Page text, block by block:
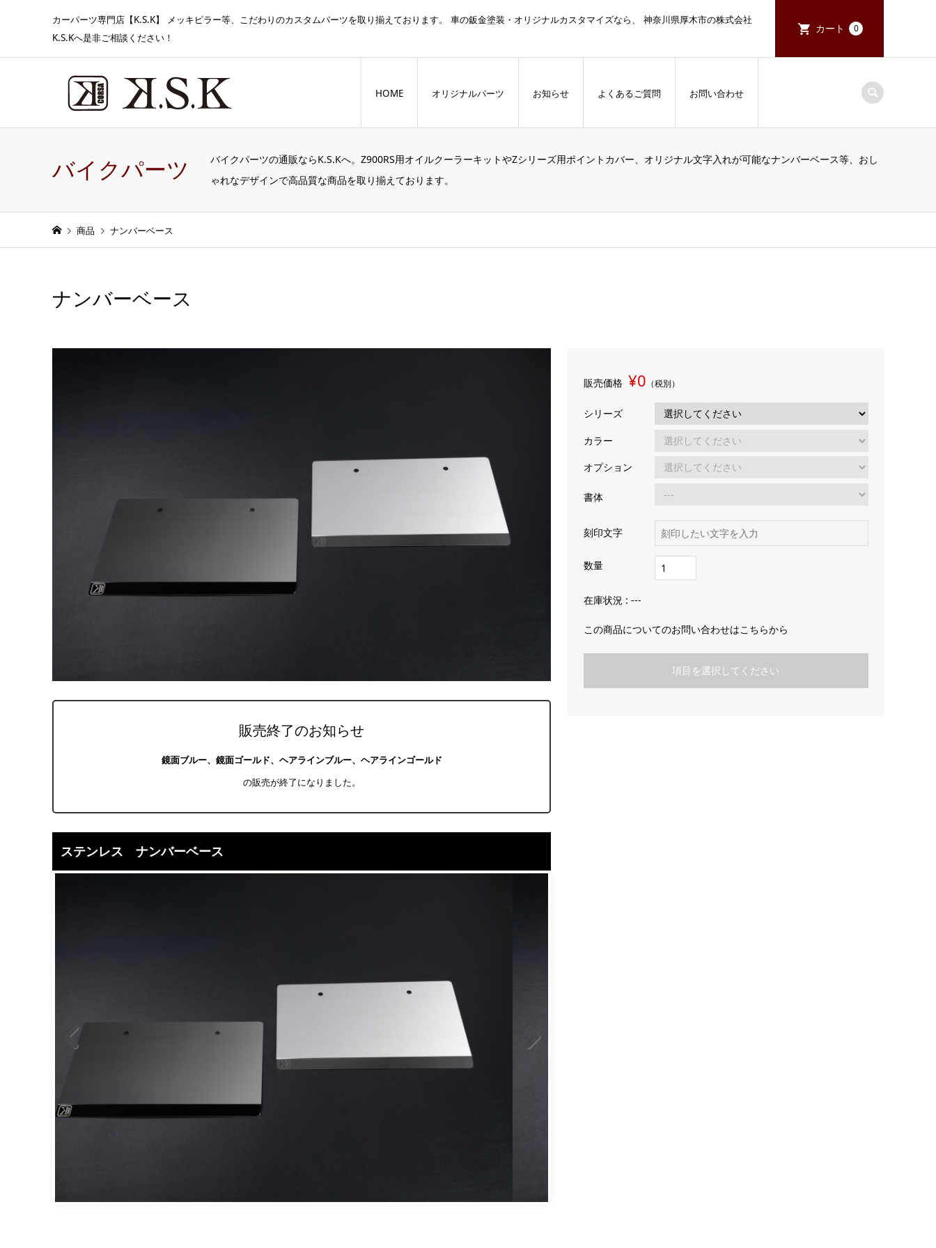
カーパーツ専門店【K.S.K】 メッキピラー等、こだわりのカスタムパーツを取り揃えております。 車の鈑金塗装・オリジナルカスタマイズなら、 神奈川県厚木市の株式会社
K.S.Kへ是非ご相談ください！
カート 0
HOME オリジナルパーツ お知らせ よくあるご質問 お問い合わせ
バイクパーツ
バイクパーツの通販ならK.S.Kへ。Z900RS用オイルクーラーキットやZシリーズ用ポイントカバー、オリジナル文字入れが可能なナンバーベース等、おし
ゃれなデザインで高品質な商品を取り揃えております。
商品 ナンバーベース
ナンバーベース
販売終了のお知らせ
鏡面ブルー、鏡面ゴールド、ヘアラインブルー、ヘアラインゴールド
の販売が終了になりました。
ステンレス ナンバーベース
販売価格 ¥0 （税別）
シリーズ
カラー
オプション
書体
刻印文字
数量
在庫状況 :---
この商品についてのお問い合わせはこちらから
項目を選択してください